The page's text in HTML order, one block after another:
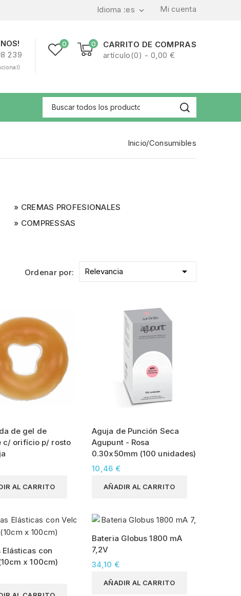
Mi cuenta
Idioma :es 
0
CARRITO DE COMPRAS
artículo(0) - 0,00 €
0
239
Inicio Consumibles
CREMAS PROFESIONALES
COMPRESSAS
Ordenar por: Relevancia 
de gel de
c/ orifício p/ rosto
AL CARRITO
Aguja de Punción Seca
Agupunt - Rosa
0.30x50mm (100 unidades)
10,46 €
AÑADIR AL CARRITO
Elásticas con
x 100cm)
Bateria Globus 1800 mA
7,2V
34,10 €
AÑADIR AL CARRITO